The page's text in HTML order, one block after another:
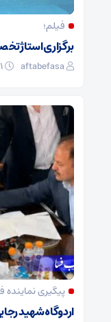
فیلم؛
برگزاری استاژ
aftabefasa
پیگیری
اردوگاه شهید